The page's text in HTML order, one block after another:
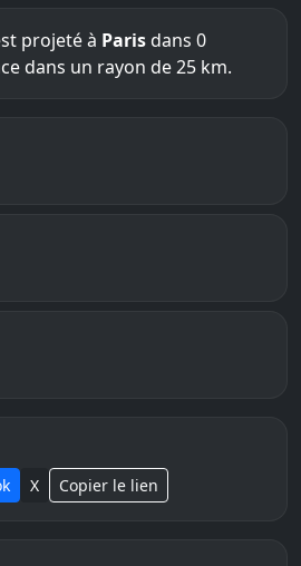
projeté à Paris dans 0
dans un rayon de 25 km.
X Copier le lien